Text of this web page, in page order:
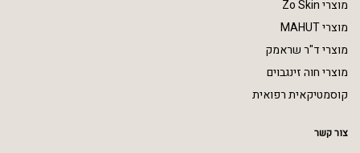
מוצרי Zo Skin
מוצרי MAHUT
מוצרי ד"ר שראמק
מוצרי חוה זינגבוים
קוסמטיקאית רפואית
צור קשר